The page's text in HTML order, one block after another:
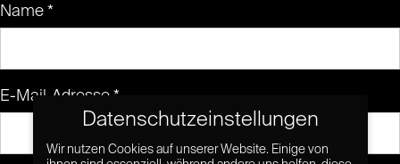
Name *
E-Mail-Adresse *
Datenschutzeinstellungen
Wir nutzen Cookies auf unserer Website. Einige von